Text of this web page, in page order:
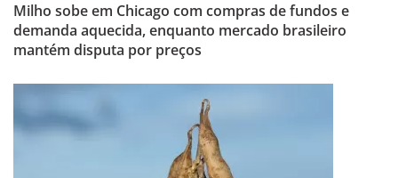
Milho sobe em Chicago com compras de fundos e
demanda aquecida, enquanto mercado brasileiro
mantém disputa por preços